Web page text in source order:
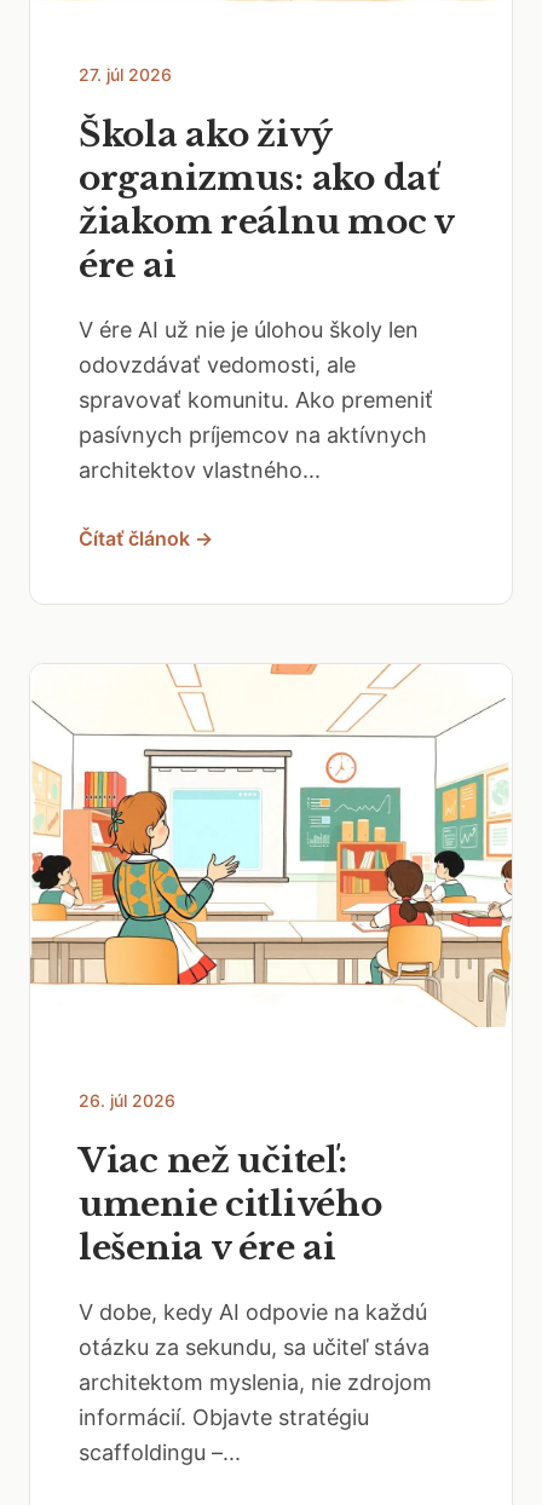
27. júl 2026
Škola ako živý
organizmus: ako dať
žiakom reálnu moc v
ére ai
V ére AI už nie je úlohou školy len
odovzdávať vedomosti, ale
spravovať komunitu. Ako premeniť
pasívnych príjemcov na aktívnych
architektov vlastného...
Čítať článok →
26. júl 2026
Viac než učiteľ:
umenie citlivého
lešenia v ére ai
V dobe, kedy AI odpovie na každú
otázku za sekundu, sa učiteľ stáva
architektom myslenia, nie zdrojom
informácií. Objavte stratégiu
scaffoldingu –...